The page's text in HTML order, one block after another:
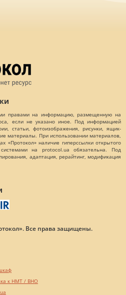
правами на информацию, размещенную на
если не указано иное. Под информацией
статьи, фотоизображения, рисунки, ящик-
материалы. При использовании материалов,
«Протокол» наличие гиперссылки открытого
на protocol.ua обязательна. Под
адаптация, рерайтинг, модификация
Все права защищены.
к НМТ / ВНО